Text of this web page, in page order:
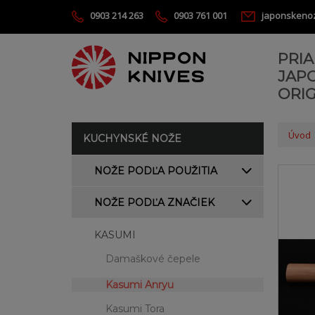
0903 214 263 0903 761 001
KUCHYNSKÉ NOŽE
NOŽE PODĽA POUŽITIA
NOŽE PODĽA ZNAČIEK
KASUMI
Damaškové čepele
Kasumi Anryu
Kasumi Tora
Úvod